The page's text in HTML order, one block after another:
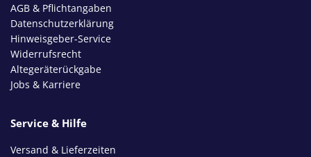
AGB & Pflichtangaben
Datenschutzerklärung
Hinweisgeber-Service
Widerrufsrecht
Altegeräterückgabe
Jobs & Karriere
Service & Hilfe
Versand & Lieferzeiten